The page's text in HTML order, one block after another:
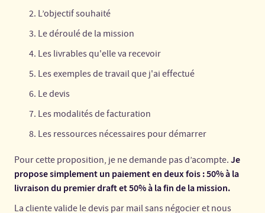
L’objectif souhaité
Le déroulé de la mission
Les livrables qu'elle va recevoir
Les exemples de travail que j'ai effectué
Le devis
Les modalités de facturation
Les ressources nécessaires pour démarrer
Pour cette proposition, je ne demande pas d’acompte. Je
propose simplement un paiement en deux fois : 50% à la
livraison du premier draft et 50% à la fin de la mission.
La cliente valide le devis par mail sans négocier et nous